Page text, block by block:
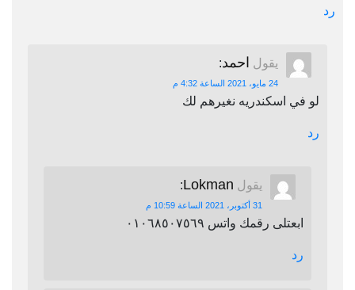
رد
يقول احمد:
24 مايو، 2021 الساعة 4:32 م
لو في اسكندريه نغيرهم لك
رد
يقول Lokman
:
31 أكتوبر، 2021 الساعة 10:59 م
ابعتلى رقمك واتس ٠١٠٦٨٥٠٧٥٦٩
رد